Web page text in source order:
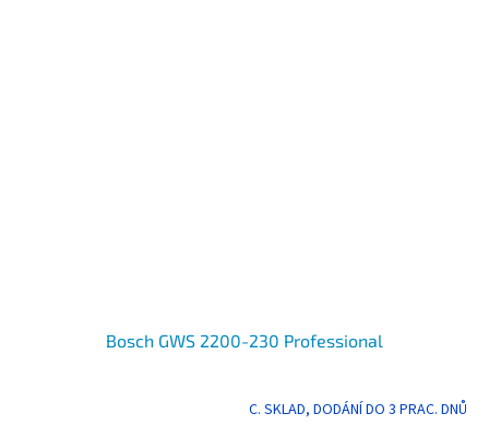
Bosch GWS 2200-230 Professional
C. SKLAD, DODÁNÍ DO 3 PRAC. DNŮ